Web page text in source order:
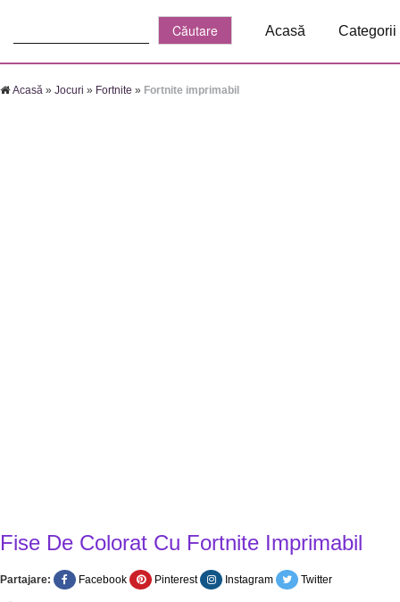
Acasă Categorii
Acasă » Jocuri » Fortnite » Fortnite imprimabil
Fise De Colorat Cu Fortnite Imprimabil
Partajare: Facebook Pinterest Instagram Twitter